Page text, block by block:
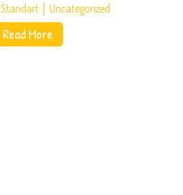
Standart Uncategorized
Read More